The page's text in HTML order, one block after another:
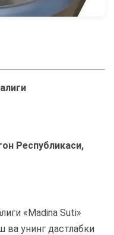
Республикаси,
«Madina Suti»
унинг дастлабки